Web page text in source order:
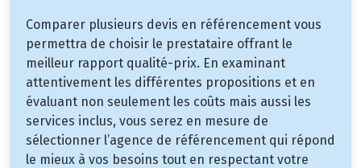
Comparer plusieurs devis en référencement vous
permettra de choisir le prestataire offrant le
meilleur rapport qualité-prix. En examinant
attentivement les différentes propositions et en
évaluant non seulement les coûts mais aussi les
services inclus, vous serez en mesure de
sélectionner l’agence de référencement qui répond
le mieux à vos besoins tout en respectant votre